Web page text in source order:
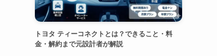
トヨタ ティーコネクトとは？できること・料
金・解約まで元設計者が解説